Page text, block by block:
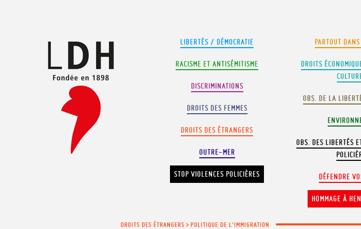
LIBERTÉS / DÉMOCRATIE
RACISME ET ANTISÉMITISME
DISCRIMINATIONS
DROITS DES FEMMES
DROITS DES ÉTRANGERS
OUTRE-MER
STOP VIOLENCES POLICIÈRES
PARTOUT
DROITS
OBS. DE LA
OBS. DES LIBERTÉS
DÉFENDRE
HOMMAGE À
DROITS DES ÉTRANGERS>POLITIQUE DE L'IMMIGRATION